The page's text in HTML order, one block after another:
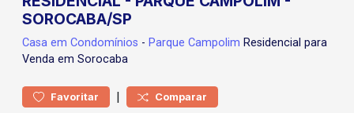
SOROCABA/SP
Casa em Condomínios - Parque Campolim Residencial para
Venda em Sorocaba
Favoritar | Comparar